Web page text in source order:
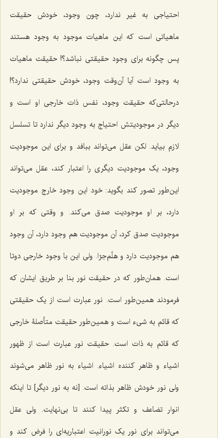
احتیاجی به غیر ندارد، چون وجود، خودش حقیقت
ماهیاتى است که این ماهیات موجود به وجود هستند
پس چگونه براى وجود حقیقتى نباشد؟! حقیقت ماهیات
به وجود است آیا آن‌وقت وجود، خودش حقیقتى ندارد؟!
درحالتى‌که حقیقت وجود، نفس ذات خارجى او است و
دیگر در موجودیتش احتیاج به وجود دیگر ندارد تا تسلسل
لازم بیاید. لکن عقل مى‌تواند ببافد و براى این موجودیت
وجود، یک موجودیت دیگرى را اعتبار کند، عقل مى‌تواند
این‌طور تصور کند بگوید: خود این وجود خارج موجودیت
دارد، بر او موجودیت صدق مى‌کند. و وقتى که بر او
موجودیت صدق کرد، آن موجودیت هم وجود دارد، آن وجود
هم موجودیت دارد و هلّم‌جرّا. ولى این با وجود خارجى دوتا
است. همان‌طور که در حقیقت نور بنا بر طریق ایشان که
فرمودند همین‌طور است. نور عبارت است از یک حقیقتى
که قائم به شى‌ء است و همین‌طور حقیقت متأصلۀ خارجى
که قائم به ذات است. حقیقت نور عبارت است از ظهور
اشیاء و ظاهر کننده اشیاء. اشیاء به نور ظاهر مى‌شوند
ولى نور خودش ظاهر بذاته است. [نه به نور دیگر] تا اینکه
انوار تضاعف و تکثر پیدا کنند تا بی‌نهایت. ولى عقل
مى‌تواند براى نور یک نورانیت اعتباریه‌ای را فرض کند و